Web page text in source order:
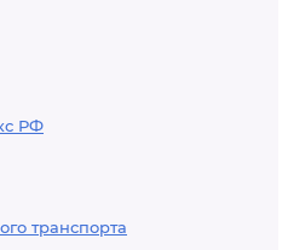
РФ
транспорта